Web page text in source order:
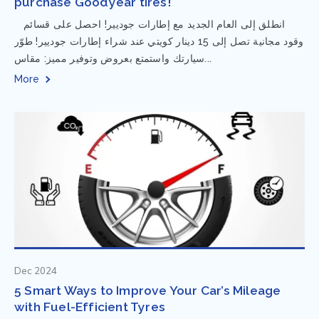
وقود مجانية تصل إلى 15 دينار كويتي عند شراء إطارات جوديير! طوّر
سيارتك واستمتع بعروض وتوفير مميز: مقاس...
More
Dec 2024
5 Smart Ways to Improve Your Car’s Mileage
with Fuel-Efficient Tyres